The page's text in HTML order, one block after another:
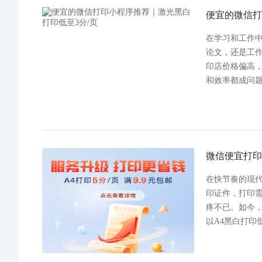
便宜的微信
在学习和工作
论文，还是工
印店价格偏高
和效率都成问
微信便宜打
在快节奏的现
印证件，打印
疼不已。如今
以A4黑白打印